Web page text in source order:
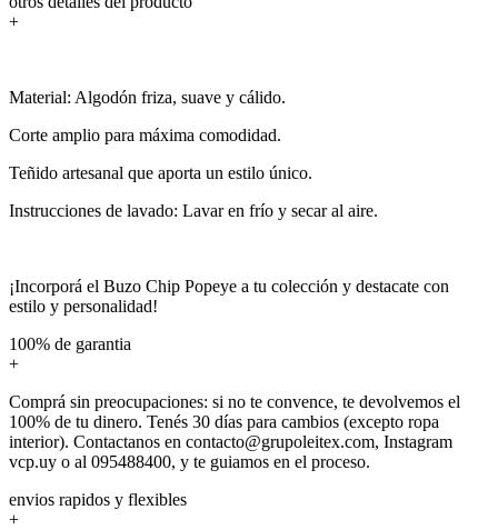
+
Material: Algodón friza, suave y cálido.
Corte amplio para máxima comodidad.
Teñido artesanal que aporta un estilo único.
Instrucciones de lavado: Lavar en frío y secar al aire.
¡Incorporá el Buzo Chip Popeye a tu colección y destacate con
estilo y personalidad!
100% de garantia
+
Comprá sin preocupaciones: si no te convence, te devolvemos el
100% de tu dinero. Tenés 30 días para cambios (excepto ropa
interior). Contactanos en contacto@grupoleitex.com, Instagram
vcp.uy o al 095488400, y te guiamos en el proceso.
envios rapidos y flexibles
+